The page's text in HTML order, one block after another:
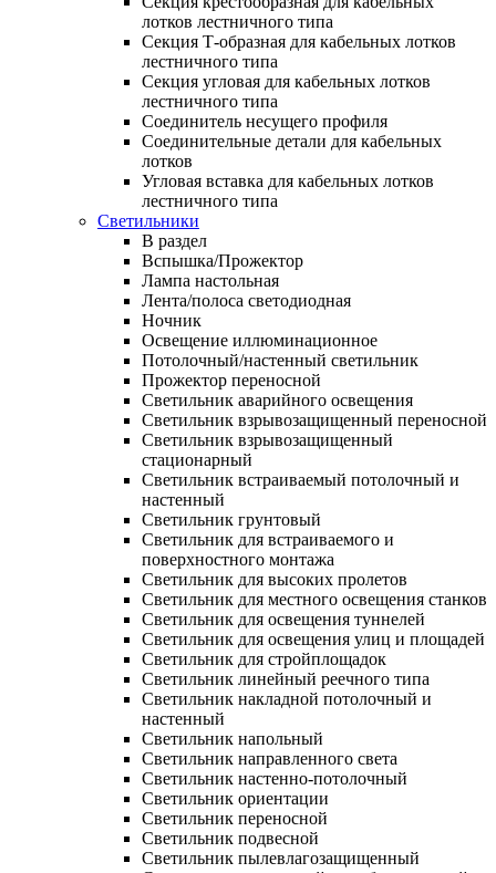
лотков лестничного типа
Секция Т-образная для кабельных лотков
лестничного типа
Секция угловая для кабельных лотков
лестничного типа
Соединитель несущего профиля
Соединительные детали для кабельных
лотков
Угловая вставка для кабельных лотков
лестничного типа
Светильники
В раздел
Вспышка/Прожектор
Лампа настольная
Лента/полоса светодиодная
Ночник
Освещение иллюминационное
Потолочный/настенный светильник
Прожектор переносной
Светильник аварийного освещения
Светильник взрывозащищенный переносной
Светильник взрывозащищенный
стационарный
Светильник встраиваемый потолочный и
настенный
Светильник грунтовый
Светильник для встраиваемого и
поверхностного монтажа
Светильник для высоких пролетов
Светильник для местного освещения станков
Светильник для освещения туннелей
Светильник для освещения улиц и площадей
Светильник для стройплощадок
Светильник линейный реечного типа
Светильник накладной потолочный и
настенный
Светильник напольный
Светильник направленного света
Светильник настенно-потолочный
Светильник ориентации
Светильник переносной
Светильник подвесной
Светильник пылевлагозащищенный